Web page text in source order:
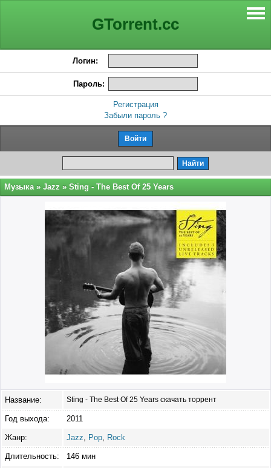
GTorrent.cc
Логин:
Пароль:
Регистрация
Забыли пароль ?
Музыка » Jazz » Sting - The Best Of 25 Years
Название: Sting - The Best Of 25 Years скачать торрент
Год выхода: 2011
Жанр: Jazz Pop Rock
Длительность: 146 мин